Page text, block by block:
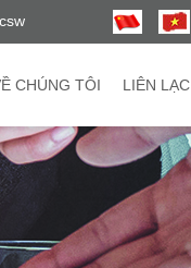
CHÚNG TÔI LIÊN LẠC